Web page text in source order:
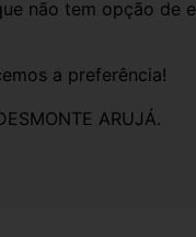
a preferência!
ARUJÁ.